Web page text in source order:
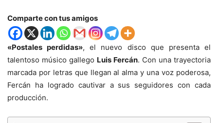
Comparte con tus amigos
«Postales perdidas», el nuevo disco que presenta el
talentoso músico gallego Luis Fercán. Con una trayectoria
marcada por letras que llegan al alma y una voz poderosa,
Fercán ha logrado cautivar a sus seguidores con cada
producción.